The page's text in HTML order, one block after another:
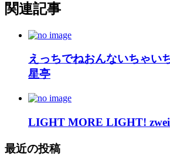
関連記事
えっちでねおんないちゃい
星亭
LIGHT MORE LIGHT!
最近の投稿